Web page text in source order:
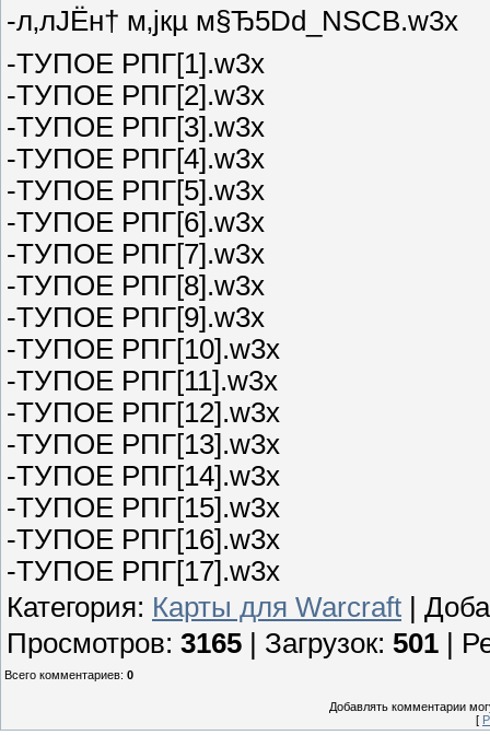
-л‚лЈЁн† м‚јкµ м§Ђ5Dd_NSCB.w3x
-ТУПОЕ РПГ[1].w3x
-ТУПОЕ РПГ[2].w3x
-ТУПОЕ РПГ[3].w3x
-ТУПОЕ РПГ[4].w3x
-ТУПОЕ РПГ[5].w3x
-ТУПОЕ РПГ[6].w3x
-ТУПОЕ РПГ[7].w3x
-ТУПОЕ РПГ[8].w3x
-ТУПОЕ РПГ[9].w3x
-ТУПОЕ РПГ[10].w3x
-ТУПОЕ РПГ[11].w3x
-ТУПОЕ РПГ[12].w3x
-ТУПОЕ РПГ[13].w3x
-ТУПОЕ РПГ[14].w3x
-ТУПОЕ РПГ[15].w3x
-ТУПОЕ РПГ[16].w3x
-ТУПОЕ РПГ[17].w3x
Категория: Карты для Warcraft
Просмотров: 3165 Загрузок: 501
Всего комментариев: 0
Добавлять комментарии
[